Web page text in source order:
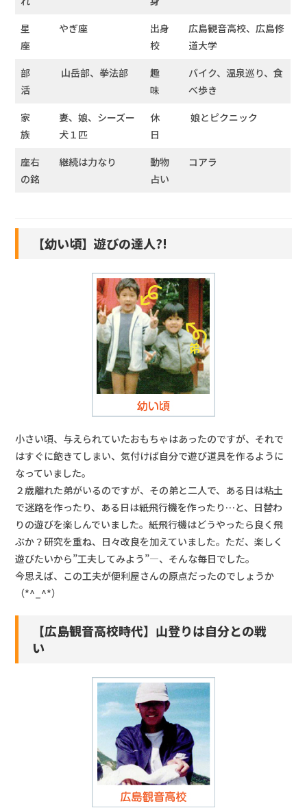
星
座
やぎ座
出身
校
広島観音高校、広島修
道大学
部
活
山岳部、拳法部
趣
味
バイク、温泉巡り、食
べ歩き
家
族
妻、娘、シーズー
犬１匹
休
日
娘とピクニック
座右
の銘
継続は力なり
動物
占い
コアラ
【幼い頃】遊びの達人?!
小さい頃、与えられていたおもちゃはあったのですが、それで
はすぐに飽きてしまい、気付けば自分で遊び道具を作るように
なっていました。
２歳離れた弟がいるのですが、その弟と二人で、ある日は粘土
で迷路を作ったり、ある日は紙飛行機を作ったり…と、日替わ
りの遊びを楽しんでいました。紙飛行機はどうやったら良く飛
ぶか？研究を重ね、日々改良を加えていました。ただ、楽しく
遊びたいから”工夫してみよう”―、そんな毎日でした。
今思えば、この工夫が便利屋さんの原点だったのでしょうか
（*^_^*）
【広島観音高校時代】山登りは自分との戦
い